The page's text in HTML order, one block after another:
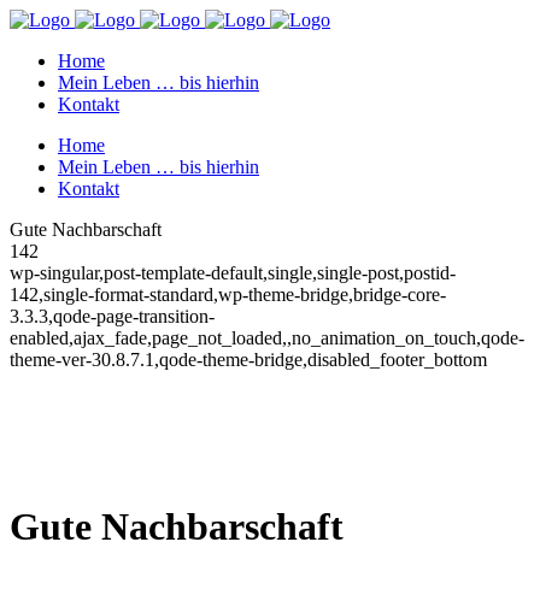
Home
Mein Leben … bis hierhin
Kontakt
Home
Mein Leben … bis hierhin
Kontakt
Gute Nachbarschaft
142
wp-singular,post-template-default,single,single-post,postid-
142,single-format-standard,wp-theme-bridge,bridge-core-
3.3.3,qode-page-transition-
enabled,ajax_fade,page_not_loaded,,no_animation_on_touch,qode-
theme-ver-30.8.7.1,qode-theme-bridge,disabled_footer_bottom
Gute Nachbarschaft